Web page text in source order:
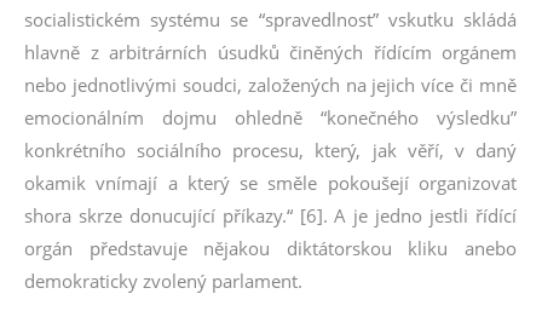
socialistickém systému se “spravedlnost” vskutku skládá
hlavně z arbitrárních úsudků činěných řídícím orgánem
nebo jednotlivými soudci, založených na jejich více či mně
emocionálním dojmu ohledně “konečného výsledku”
konkrétního sociálního procesu, který, jak věří, v daný
okamik vnímají a který se směle pokoušejí organizovat
shora skrze donucující příkazy.“ [6]. A je jedno jestli řídící
orgán představuje nějakou diktátorskou kliku anebo
demokraticky zvolený parlament.